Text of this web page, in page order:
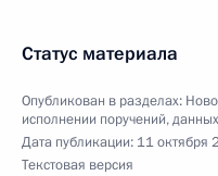
Статус материала
Опубликован в разделах:
исполнении поручений,
Дата публикации: 11 октября
Текстовая версия